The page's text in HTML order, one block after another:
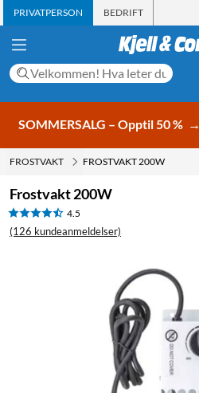
PRIVATPERSON BEDRIFT
SOMMERSALG – Opptil 50 % →
FROSTVAKT FROSTVAKT 200W
Frostvakt 200W
4.5
(126 kundeanmeldelser)